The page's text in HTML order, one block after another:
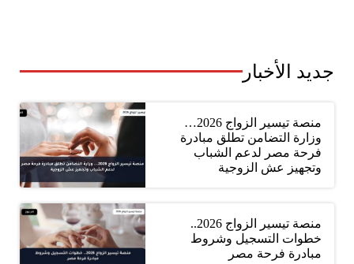
جديد الأخبار
منصة تيسير الزواج 2026…
وزارة التضامن تطلق مبادرة
فرحة مصر لدعم الشباب
وتجهيز عش الزوجية
منصة تيسير الزواج 2026..
خطوات التسجيل وشروط
مبادرة فرحة مصر